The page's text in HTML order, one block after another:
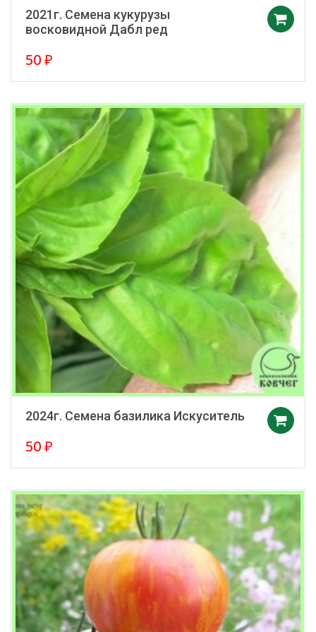
2021г. Семена кукурузы
восковидной Дабл ред
50₽
2024г. Семена базилика Искуситель
50₽